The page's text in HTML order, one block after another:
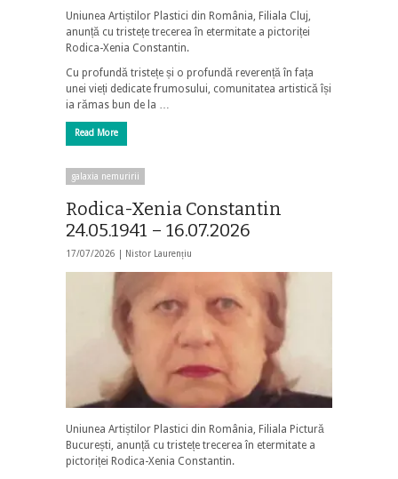
Uniunea Artiștilor Plastici din România, Filiala Cluj,
anunță cu tristețe trecerea în etermitate a pictoriței
Rodica-Xenia Constantin.
Cu profundă tristețe și o profundă reverență în fața
unei vieți dedicate frumosului, comunitatea artistică își
ia rămas bun de la …
Read More
galaxia nemuririi
Rodica-Xenia Constantin
24.05.1941 – 16.07.2026
17/07/2026 | Nistor Laurențiu
Uniunea Artiștilor Plastici din România, Filiala Pictură
București, anunță cu tristețe trecerea în etermitate a
pictoriței Rodica-Xenia Constantin.